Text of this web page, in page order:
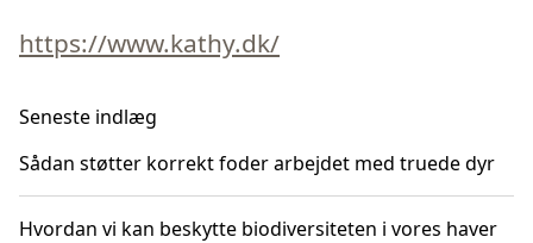
https://www.kathy.dk/
Seneste indlæg
Sådan støtter korrekt foder arbejdet med truede dyr
Hvordan vi kan beskytte biodiversiteten i vores haver